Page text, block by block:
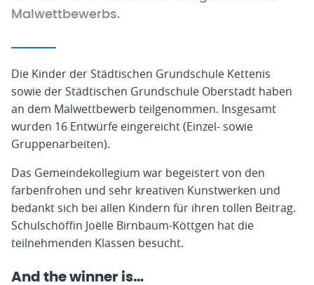
Malwettbewerbs.
Die Kinder der Städtischen Grundschule Kettenis
sowie der Städtischen Grundschule Oberstadt haben
an dem Malwettbewerb teilgenommen. Insgesamt
wurden 16 Entwürfe eingereicht (Einzel- sowie
Gruppenarbeiten).
Das Gemeindekollegium war begeistert von den
farbenfrohen und sehr kreativen Kunstwerken und
bedankt sich bei allen Kindern für ihren tollen Beitrag.
Schulschöffin Joëlle Birnbaum-Köttgen hat die
teilnehmenden Klassen besucht.
And the winner is…